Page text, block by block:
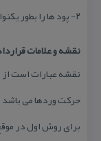
۲- پود ها را بطور یكنواخت پهلوی یكدیگر نگه میدارد
نقشه و علامات
نقشه عبارات است از
حركت وردها می باشد
برای روش اول در